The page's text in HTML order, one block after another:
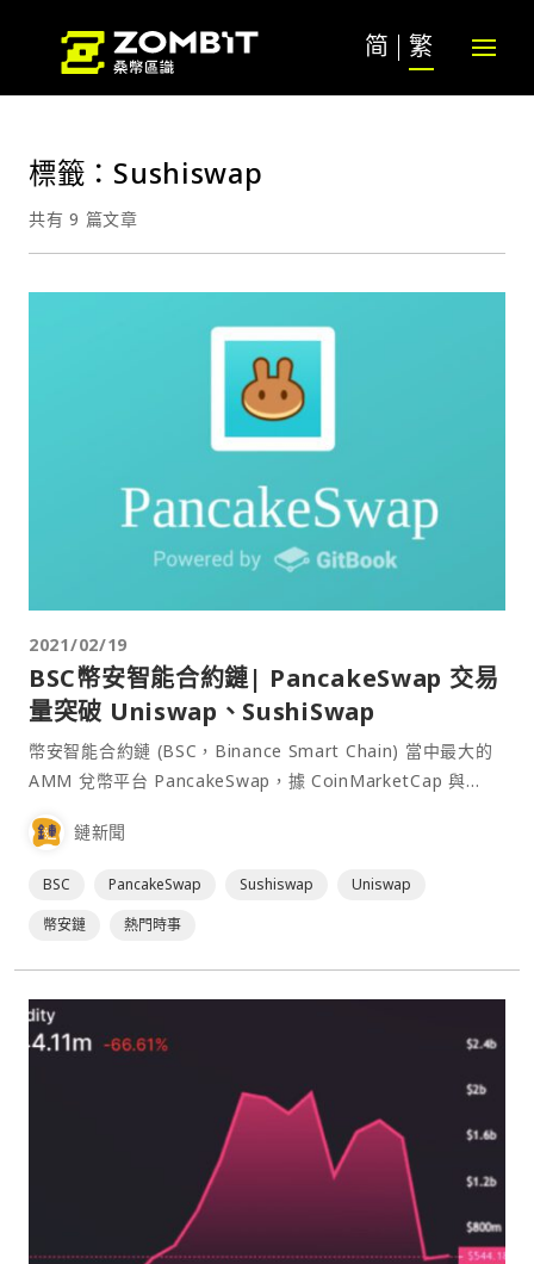
简 繁
標籤：Sushiswap
共有 9 篇文章
2021/02/19
BSC幣安智能合約鏈| PancakeSwap 交易
量突破 Uniswap、SushiSwap
幣安智能合約鏈 (BSC，Binance Smart Chain) 當中最大的
AMM 兌幣平台 PancakeSwap，據 CoinMarketCap 與
坊最大平台 Uniswap 與其競爭者 SushiSwap。⋯
鏈新聞
BSC PancakeSwap Sushiswap
Uniswap
幣安鏈
熱門時事